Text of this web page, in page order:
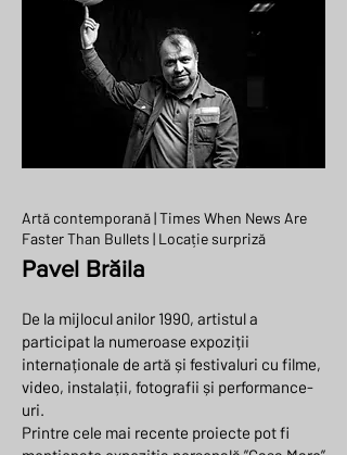
Artă contemporană | Times When News Are
Faster Than Bullets | Locație surpriză
Pavel Brăila
De la mijlocul anilor 1990, artistul a
participat la numeroase expoziții
internaționale de artă și festivaluri cu filme,
video, instalații, fotografii și performance-
uri.
Printre cele mai recente proiecte pot fi